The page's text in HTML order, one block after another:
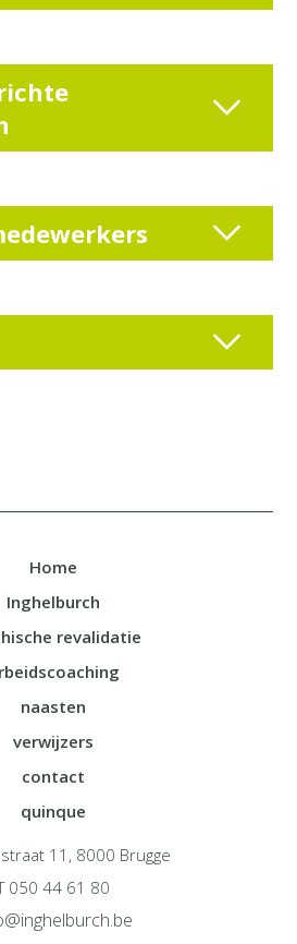
Home
Inghelburch
revalidatie
naasten
verwijzers
contact
quinque
11, 8000 Brugge
050 44 61 80